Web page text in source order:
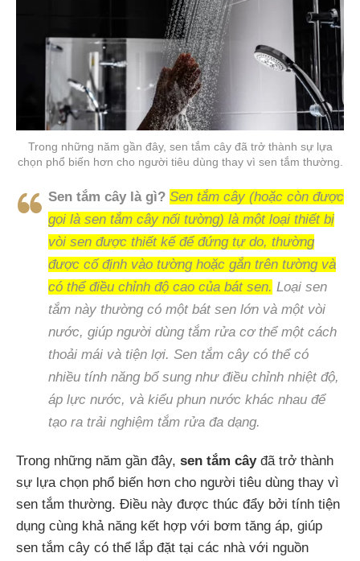
Trong những năm gần đây, sen tắm cây đã trở thành sự lựa
chọn phổ biến hơn cho người tiêu dùng thay vì sen tắm thường.
Sen tắm cây là gì? Sen tắm cây (hoặc còn được
gọi là sen tắm cây nối tường) là một loại thiết bị
vòi sen được thiết kế để đứng tự do, thường
được cố định vào tường hoặc gắn trên tường và
có thể điều chỉnh độ cao của bát sen. Loại sen
tắm này thường có một bát sen lớn và một vòi
nước, giúp người dùng tắm rửa cơ thể một cách
thoải mái và tiện lợi. Sen tắm cây có thể có
nhiều tính năng bổ sung như điều chỉnh nhiệt độ,
áp lực nước, và kiểu phun nước khác nhau để
tạo ra trải nghiệm tắm rửa đa dạng.
Trong những năm gần đây, sen tắm câyđã trở thành
sự lựa chọn phổ biến hơn cho người tiêu dùng thay vì
sen tắm thường. Điều này được thúc đẩy bởi tính tiện
dụng cùng khả năng kết hợp với bơm tăng áp, giúp
sen tắm cây có thể lắp đặt tại các nhà với nguồn